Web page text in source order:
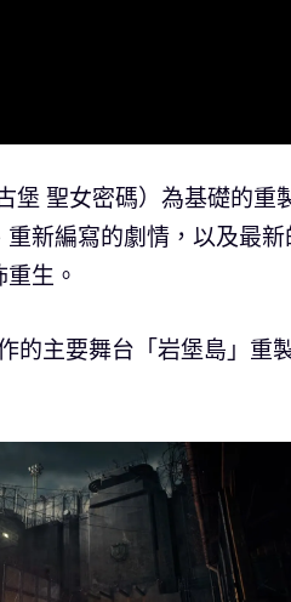
堡 聖女密碼）為基礎的重
新編寫的劇情，以及最新
生。
的主要舞台「岩堡島」重